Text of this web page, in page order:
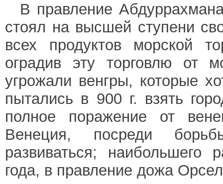
В правление
стоял на высшей ступени
всех продуктов морской
оградив эту торговлю от
угрожали венгры, которые
пытались в 900 г. взять
полное поражение от
Венеция, посреди
развиваться; наибольшего
года, в правление дожа